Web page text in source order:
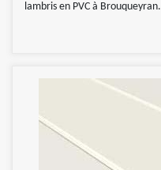
lambris en PVC à Brouqueyran.